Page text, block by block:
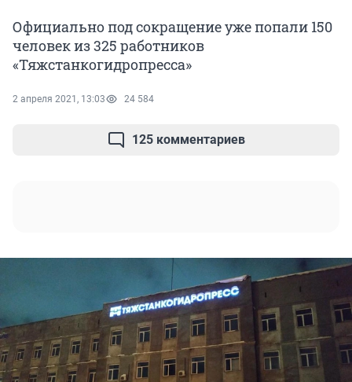
Официально под сокращение уже попали 150
человек из 325 работников
«Тяжстанкогидропресса»
2 апреля 2021, 13:03 24 584
125 комментариев